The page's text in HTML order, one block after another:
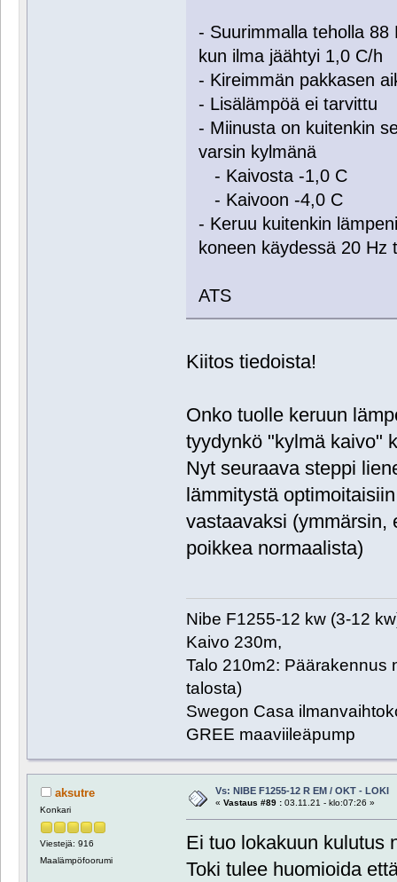
- Suurimmalla teholla
kun ilma jäähtyi 1,0 C/h
- Kireimmän pakkasen
- Lisälämpöä ei tarvittu
- Miinusta on kuitenkin
varsin kylmänä
- Kaivosta -1,0 C
- Kaivoon -4,0 C
- Keruu kuitenkin
koneen käydessä 20 Hz
ATS
Kiitos tiedoista!
Onko tuolle keruun
tyydynkö "kylmä kaivo"
Nyt seuraava steppi
lämmitystä
vastaavaksi (ymmärsin,
poikkea normaalista)
Nibe F1255-12 kw (3-12
Kaivo 230m,
Talo 210m2: Päärakennus
talosta)
Swegon Casa
GREE maaviileäpump
aksutre
Konkari
Viestejä: 916
Maalämpöfoorumi
Vs: NIBE F1255-12 R EM / OKT - LOKI
« Vastaus #89 :03.11.21 - klo:07:26 »
Ei tuo lokakuun kulutus
Toki tulee huomioida